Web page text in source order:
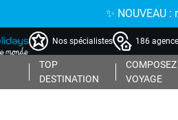
✨ NOUVEAU
Nos spécialistes 186
TOP
DESTINATION
VOYAGE